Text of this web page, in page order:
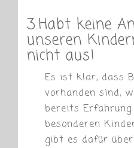
3.Habt keine
unseren
nicht aus!
Es ist klar, dass
vorhanden sind,
bereits
besonderen
gibt es dafür